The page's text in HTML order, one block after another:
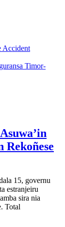
Accident
Timor-
Rekoñese
15, governu
estranjeiru
sira nia
Total